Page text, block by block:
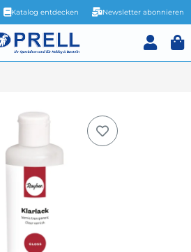
Katalog entdecken Newsletter abonnieren